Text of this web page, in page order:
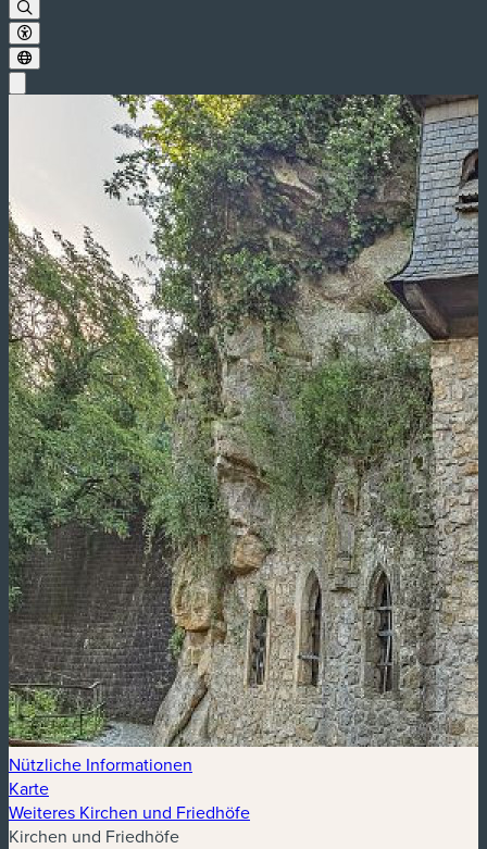
Nützliche Informationen
Karte
Weiteres Kirchen und Friedhöfe
Kirchen und Friedhöfe